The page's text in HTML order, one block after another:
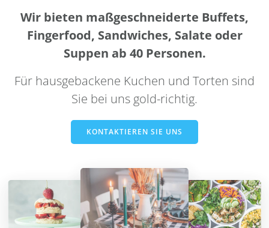
Wir bieten maßgeschneiderte Buffets,
Fingerfood, Sandwiches, Salate oder
Suppen ab 40 Personen.
Für hausgebackene Kuchen und Torten sind
Sie bei uns gold-richtig.
KONTAKTIEREN SIE UNS